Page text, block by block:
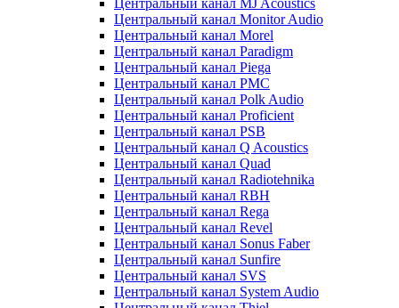
Центральный канал MJ Acoustics
Центральный канал Monitor Audio
Центральный канал Morel
Центральный канал Paradigm
Центральный канал Piega
Центральный канал PMC
Центральный канал Polk Audio
Центральный канал Proficient
Центральный канал PSB
Центральный канал Q Acoustics
Центральный канал Quad
Центральный канал Radiotehnika
Центральный канал RBH
Центральный канал Rega
Центральный канал Revel
Центральный канал Sonus Faber
Центральный канал Sunfire
Центральный канал SVS
Центральный канал System Audio